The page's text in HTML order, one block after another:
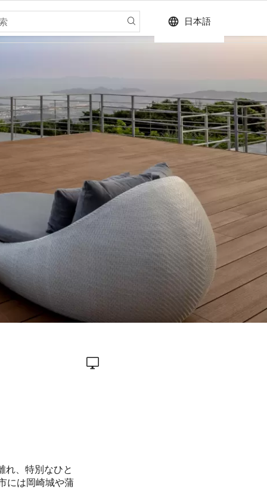
language 日本語
れ、特別なひと
には岡崎城や蒲